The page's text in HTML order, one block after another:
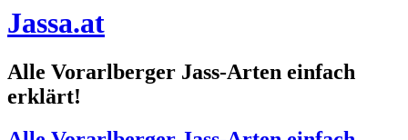
Jassa.at
Alle Vorarlberger Jass-Arten einfach
erklärt!